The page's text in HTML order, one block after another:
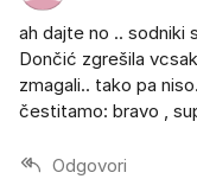
ah dajte no .. sodniki
Dončić zgrešila
zmagali.. tako pa
čestitamo: bravo ,
Odgovori